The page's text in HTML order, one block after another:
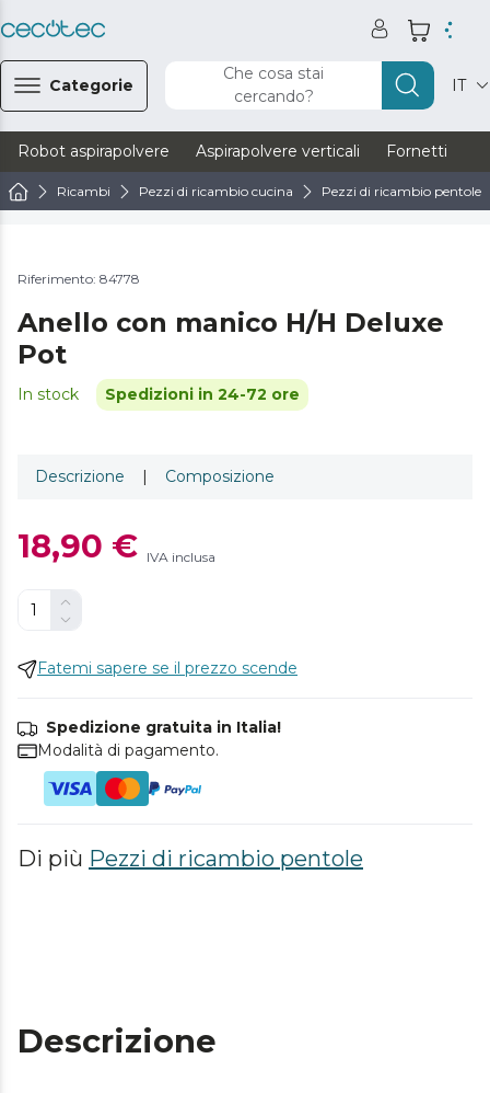
Categorie
Che cosa stai
cercando?
IT
Robot aspirapolvere Aspirapolvere verticali Fornetti
Ricambi Pezzi di ricambio cucina Pezzi di ricambio pentole
Riferimento: 84778
Anello con manico H/H Deluxe
Pot
In stock Spedizioni in 24-72 ore
Descrizione | Composizione
18,90 € IVA inclusa
Fatemi sapere se il prezzo scende
Spedizione gratuita in Italia!
Modalità di pagamento.
Di più Pezzi di ricambio pentole
Descrizione